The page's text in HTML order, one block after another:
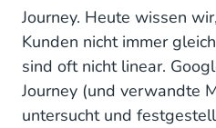
Journey. Heute wissen
Kunden nicht immer
sind oft nicht linear.
Journey (und verwandte
untersucht und